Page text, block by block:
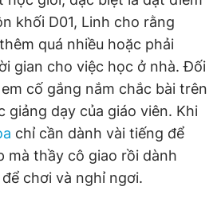
khối D01, Linh cho rằng
quá nhiều hoặc phải
gian cho việc học ở nhà. Đối
cố gắng nắm chắc bài trên
giảng dạy của giáo viên. Khi
chỉ cần dành vài tiếng để
mà thầy cô giao rồi dành
chơi và nghỉ ngơi.